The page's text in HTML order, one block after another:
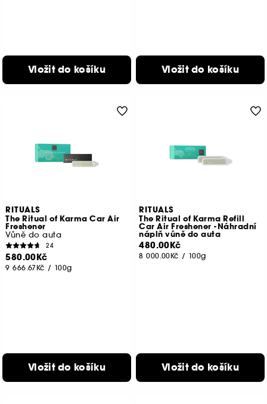
Vložit do košíku Vložit do košíku
RITUALS
The Ritual of Karma Car Air
Freshener
Vůně do auta
24
580.00Kč
9 666.67Kč / 100g
Vložit do košíku
RITUALS
The Ritual of Karma Refill
Car Air Freshener -Náhradní
náplň vůně do auta
480.00Kč
8 000.00Kč / 100g
Vložit do košíku